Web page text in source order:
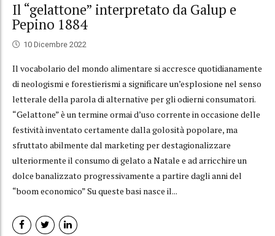
Il “gelattone” interpretato da Galup e
Pepino 1884
10 Dicembre 2022
Il vocabolario del mondo alimentare si accresce quotidianamente
di neologismi e forestierismi a significare un’esplosione nel senso
letterale della parola di alternative per gli odierni consumatori.
“Gelattone” è un termine ormai d’uso corrente in occasione delle
festività inventato certamente dalla golosità popolare, ma
sfruttato abilmente dal marketing per destagionalizzare
ulteriormente il consumo di gelato a Natale e ad arricchire un
dolce banalizzato progressivamente a partire dagli anni del
“boom economico” Su queste basi nasce il...